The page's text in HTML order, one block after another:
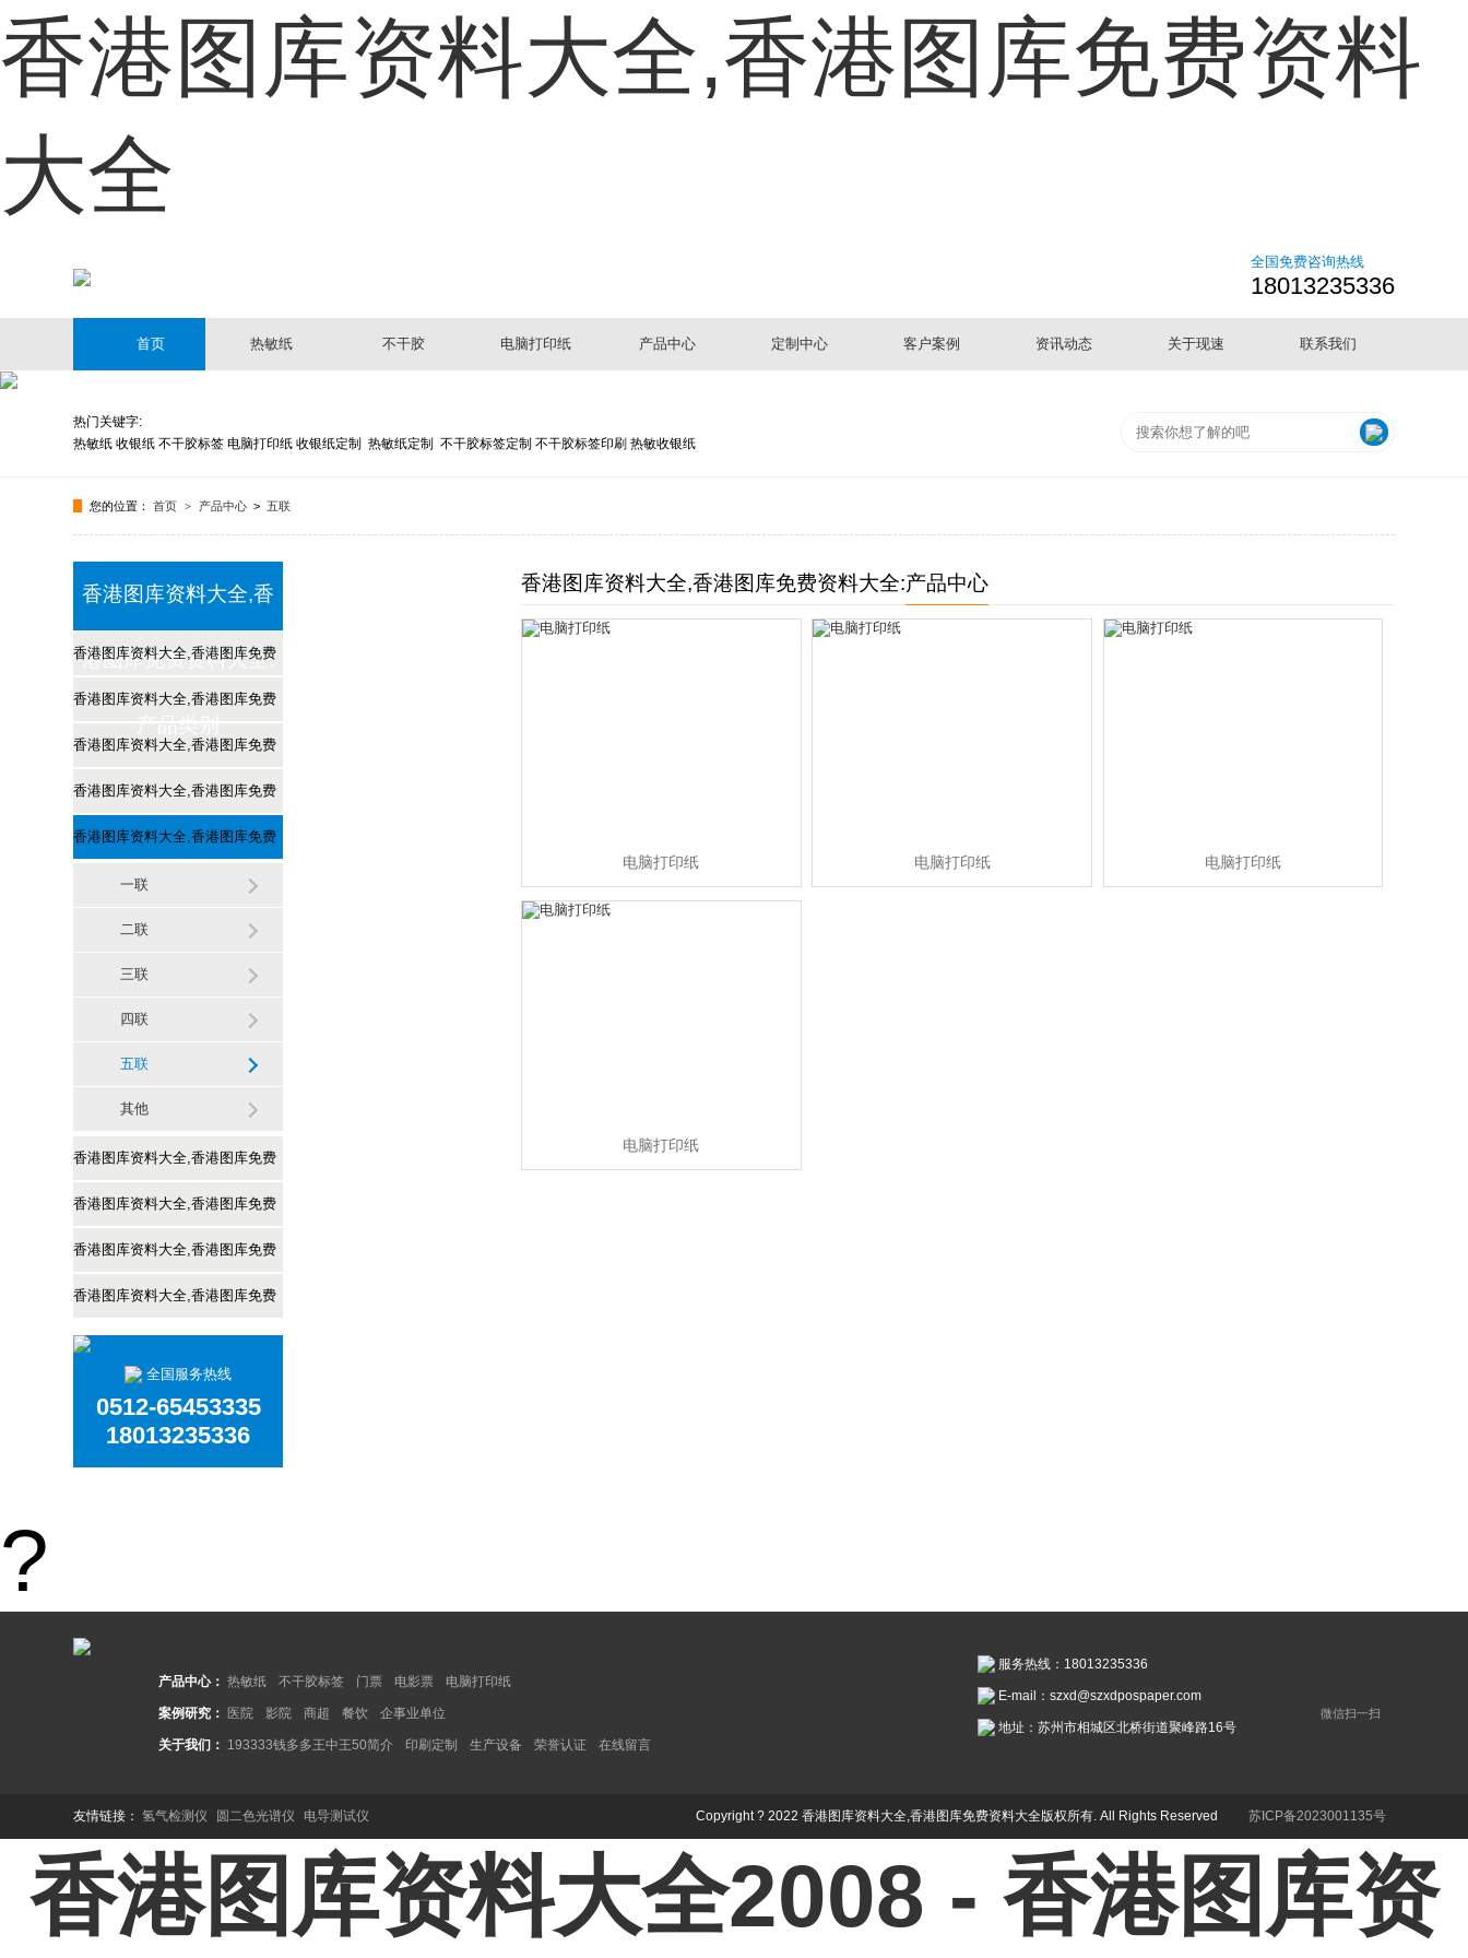
香港图库资料大全,香港图库免费资料
大全
首页
热敏纸
不干胶
产品中心
定制中心
客户案例
联系我们
全国免费咨询热线
18013235336
首页 热敏纸 不干胶 电脑打印纸 产品中心 定制中心 客户案例 资讯动态 关于现速 联系我们
热门关键字:
热敏纸 收银纸 不干胶标签 电脑打印纸 收银纸定制 热敏纸定制 不干胶标签定制 不干胶标签印刷 热敏收银纸
您的位置： 首页 > 产品中心> 五联
香港图库资料大全,香
港图库免费资料大全:
香港图库资料大全,香港图库免费
资料大全:
热敏纸
香港图库资料大全,香港图库免费
资料大全:
不干胶标签
香港图库资料大全,香港图库免费
资料大全:
门票
香港图库资料大全,香港图库免费
资料大全:
电影票
香港图库资料大全,香港图库免费
资料大全:
电脑打印纸
一联
二联
三联
四联
五联
其他
香港图库资料大全,香港图库免费
资料大全:
心电图纸
香港图库资料大全,香港图库免费
资料大全:
便利贴
香港图库资料大全,香港图库免费
资料大全:
绘画纸
香港图库资料大全,香港图库免费
资料大全:
其他
全国服务热线
0512-65453335
18013235336
香港图库资料大全,香港图库免费资料大全:产品中心
电脑打印纸 电脑打印纸 电脑打印纸
电脑打印纸
?
产品中心： 热敏纸 不干胶标签 门票 电影票 电脑打印纸
案例研究： 医院 影院 商超 餐饮 企事业单位
关于我们： 193333钱多多王中王50简介 印刷定制 生产设备 荣誉认证 在线留言
服务热线：18013235336
E-mail：szxd@szxdpospaper.com
地址：苏州市相城区北桥街道聚峰路16号
微信扫一扫
友情链接：氢气检测仪 圆二色光谱仪 电导测试仪 Copyright ? 2022 香港图库资料大全,香港图库免费资料大全版权所有. All Rights Reserved 苏ICP备2023001135号
香港图库资料大全2008 - 香港图库资